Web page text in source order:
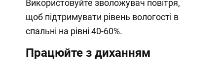
Використовуйте зволожувач повітря,
щоб підтримувати рівень вологості в
спальні на рівні 40-60%.
Працюйте з диханням